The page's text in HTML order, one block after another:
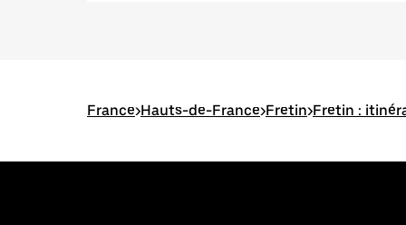
France>Hauts-de-France>Fretin>Fretin :